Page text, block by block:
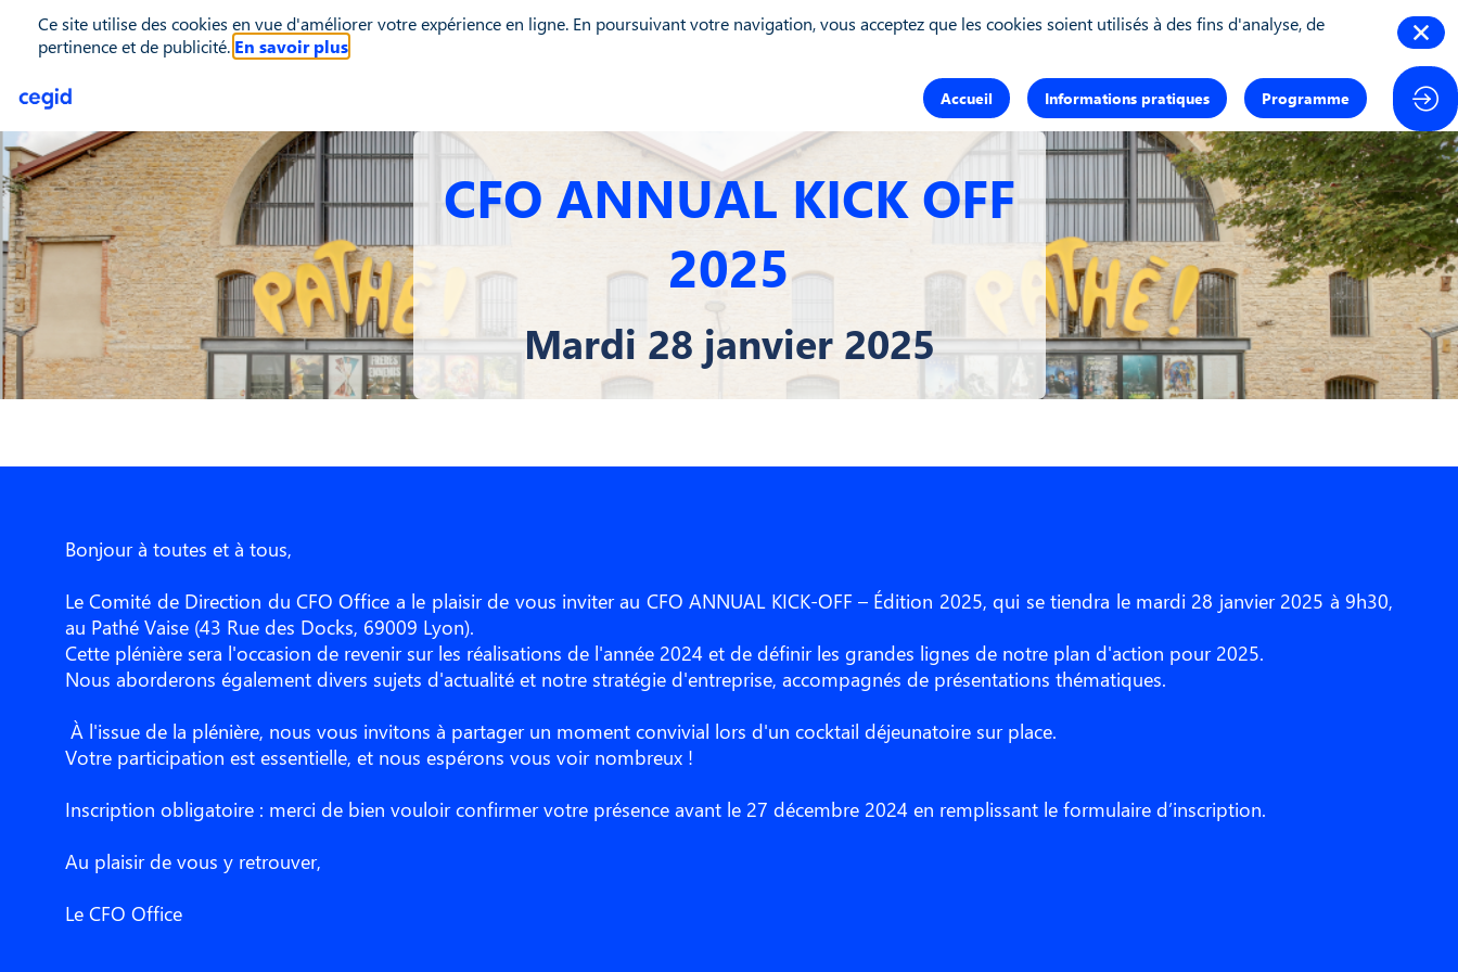
Accueil Informations pratiques Programme
CFO ANNUAL KICK OFF
2025
Mardi 28 janvier 2025
Bonjour à toutes et à tous,
Le Comité de Direction du CFO Office a le plaisir de vous inviter au CFO ANNUAL KICK-OFF – Édition 2025, qui se tiendra le mardi 28 janvier 2025 à 9h30,
au Pathé Vaise (43 Rue des Docks, 69009 Lyon).
Cette plénière sera l'occasion de revenir sur les réalisations de l'année 2024 et de définir les grandes lignes de notre plan d'action pour 2025.
Nous aborderons également divers sujets d'actualité et notre stratégie d'entreprise, accompagnés de présentations thématiques.
À l'issue de la plénière, nous vous invitons à partager un moment convivial lors d'un cocktail déjeunatoire sur place.
Votre participation est essentielle, et nous espérons vous voir nombreux !
Inscription obligatoire : merci de bien vouloir confirmer votre présence avant le 27 décembre 2024 en remplissant le formulaire d’inscription.
Au plaisir de vous y retrouver,
Le CFO Office
Ce site utilise des cookies en vue d'améliorer votre expérience en ligne. En poursuivant votre navigation, vous acceptez que les cookies soient utilisés à des fins d'analyse, de
pertinence et de publicité. En savoir plus